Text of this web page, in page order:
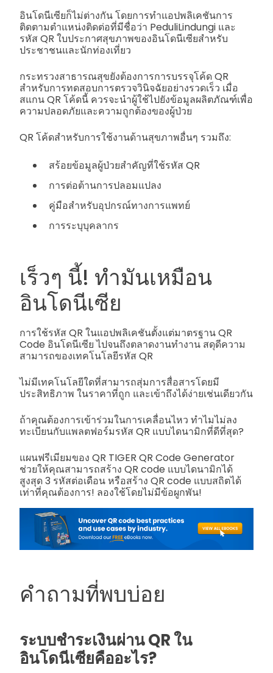
อินโดนีเซียก็ไม่ต่างกัน โดยการทำแอปพลิเคชันการ
ติดตามตำแหน่งติดต่อที่มีชื่อว่า PeduliLindungi และ
รหัส QR ใบประกาศสุขภาพของอินโดนีเซียสำหรับ
ประชาชนและนักท่องเที่ยว
กระทรวงสาธารณสุขยังต้องการการบรรจุโค้ด QR
สำหรับการทดสอบการตรวจวินิจฉัยอย่างรวดเร็ว เมื่อ
สแกน QR โค้ดนี้ ควรจะนำผู้ใช้ไปยังข้อมูลผลิตภัณฑ์เพื่อ
ความปลอดภัยและความถูกต้องของผู้ป่วย
QR โค้ดสำหรับการใช้งานด้านสุขภาพอื่นๆ รวมถึง:
สร้อยข้อมูลผู้ป่วยสำคัญที่ใช้รหัส QR
การต่อต้านการปลอมแปลง
คู่มือสำหรับอุปกรณ์ทางการแพทย์
การระบุบุคลากร
เร็วๆ นี้! ทำมันเหมือน
อินโดนีเซีย
การใช้รหัส QR ในแอปพลิเคชันตั้งแต่มาตรฐาน QR
Code อินโดนีเซีย ไปจนถึงตลาดงานทำงาน สดุดีความ
สามารถของเทคโนโลยีรหัส QR
ไม่มีเทคโนโลยีใดที่สามารถสุ่มการสื่อสารโดยมี
ประสิทธิภาพ ในราคาที่ถูก และเข้าถึงได้ง่ายเช่นเดียวกัน
ถ้าคุณต้องการเข้าร่วมในการเคลื่อนไหว ทำไมไม่ลง
ทะเบียนกับแพลตฟอร์มรหัส QR แบบไดนามิกที่ดีที่สุด?
แผนฟรีเมียมของ QR TIGER QR Code Generator
ช่วยให้คุณสามารถสร้าง QR code แบบไดนามิกได้
สูงสุด 3 รหัสต่อเดือน หรือสร้าง QR code แบบสถิตได้
เท่าที่คุณต้องการ! ลองใช้โดยไม่มีข้อผูกพัน!
คำถามที่พบบ่อย
ระบบชำระเงินผ่าน QR ใน
อินโดนีเซียคืออะไร?